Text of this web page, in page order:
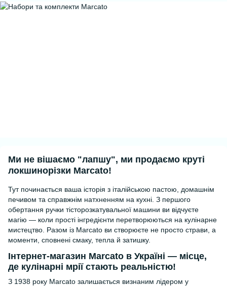
Ми не вішаємо "лапшу", ми продаємо круті
локшинорізки Marcato!
Тут починається ваша історія з італійською пастою, домашнім
печивом та справжнім натхненням на кухні. З першого
обертання ручки тісторозкатувальної машини ви відчуєте
магію — коли прості інгредієнти перетворюються на кулінарне
мистецтво. Разом із Marcato ви створюєте не просто страви, а
моменти, сповнені смаку, тепла й затишку.
Інтернет-магазин Marcato в Україні — місце,
де кулінарні мрії стають реальністю!
З 1938 року Marcato залишається визнаним лідером у